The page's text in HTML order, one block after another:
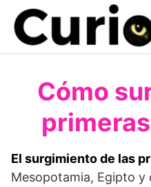
Saltar
contenido
Cómo
El surgimiento de las
Mesopotamia, Egipto y